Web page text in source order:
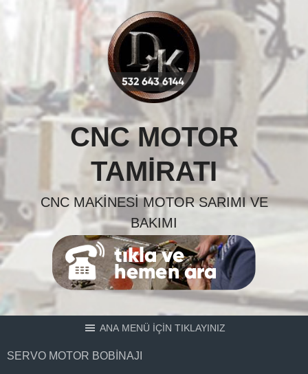
CNC MOTOR
TAMIRATI
CNC MAKINESI MOTOR SARIMI VE
BAKIMI
ANA MENÜ İÇİN TIKLAYINIZ
SERVO MOTOR BOBINAJI